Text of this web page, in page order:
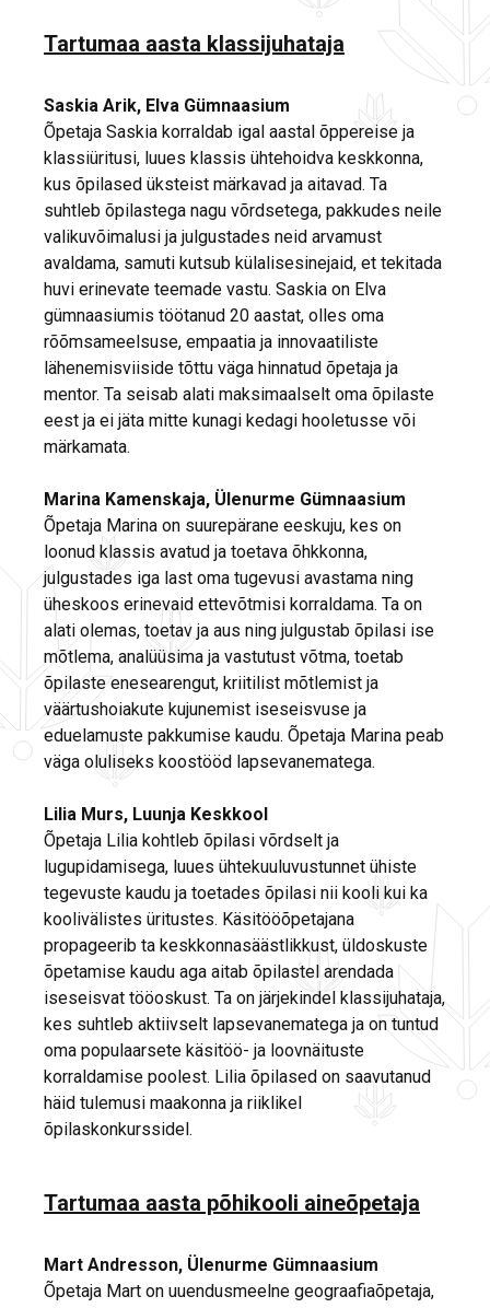
Tartumaa aasta klassijuhataja
Saskia Arik, Elva Gümnaasium
Õpetaja Saskia korraldab igal aastal õppereise ja
klassiüritusi, luues klassis ühtehoidva keskkonna,
kus õpilased üksteist märkavad ja aitavad. Ta
suhtleb õpilastega nagu võrdsetega, pakkudes neile
valikuvõimalusi ja julgustades neid arvamust
avaldama, samuti kutsub külalisesinejaid, et tekitada
huvi erinevate teemade vastu. Saskia on Elva
gümnaasiumis töötanud 20 aastat, olles oma
rõõmsameelsuse, empaatia ja innovaatiliste
lähenemisviiside tõttu väga hinnatud õpetaja ja
mentor. Ta seisab alati maksimaalselt oma õpilaste
eest ja ei jäta mitte kunagi kedagi hooletusse või
märkamata.
Marina Kamenskaja, Ülenurme Gümnaasium
Õpetaja Marina on suurepärane eeskuju, kes on
loonud klassis avatud ja toetava õhkkonna,
julgustades iga last oma tugevusi avastama ning
üheskoos erinevaid ettevõtmisi korraldama. Ta on
alati olemas, toetav ja aus ning julgustab õpilasi ise
mõtlema, analüüsima ja vastutust võtma, toetab
õpilaste enesearengut, kriitilist mõtlemist ja
väärtushoiakute kujunemist iseseisvuse ja
eduelamuste pakkumise kaudu. Õpetaja Marina peab
väga oluliseks koostööd lapsevanematega.
Lilia Murs, Luunja Keskkool
Õpetaja Lilia kohtleb õpilasi võrdselt ja
lugupidamisega, luues ühtekuuluvustunnet ühiste
tegevuste kaudu ja toetades õpilasi nii kooli kui ka
koolivälistes üritustes. Käsitööõpetajana
propageerib ta keskkonnasäästlikkust, üldoskuste
õpetamise kaudu aga aitab õpilastel arendada
iseseisvat tööoskust. Ta on järjekindel klassijuhataja,
kes suhtleb aktiivselt lapsevanematega ja on tuntud
oma populaarsete käsitöö- ja loovnäituste
korraldamise poolest. Lilia õpilased on saavutanud
häid tulemusi maakonna ja riiklikel
õpilaskonkurssidel.
Tartumaa aasta põhikooli aineõpetaja
Mart Andresson, Ülenurme Gümnaasium
Õpetaja Mart on uuendusmeelne geograafiaõpetaja,